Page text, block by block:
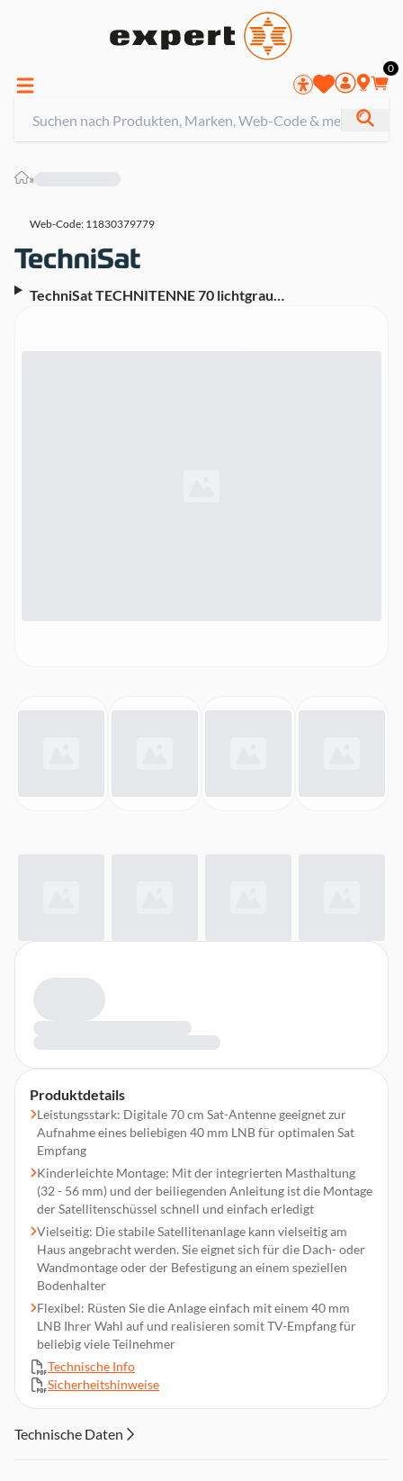
0
»
Web-Code: 11830379779
TechniSat TECHNITENNE 70 lichtgrau
Produktdetails
Leistungsstark: Digitale 70 cm Sat-Antenne geeignet zur
Aufnahme eines beliebigen 40 mm LNB für optimalen Sat
Empfang
Kinderleichte Montage: Mit der integrierten Masthaltung
(32 - 56 mm) und der beiliegenden Anleitung ist die Montage
der Satellitenschüssel schnell und einfach erledigt
Vielseitig: Die stabile Satellitenanlage kann vielseitig am
Haus angebracht werden. Sie eignet sich für die Dach- oder
Wandmontage oder der Befestigung an einem speziellen
Bodenhalter
Flexibel: Rüsten Sie die Anlage einfach mit einem 40 mm
LNB Ihrer Wahl auf und realisieren somit TV-Empfang für
beliebig viele Teilnehmer
Technische Info
Sicherheitshinweise
Technische Daten